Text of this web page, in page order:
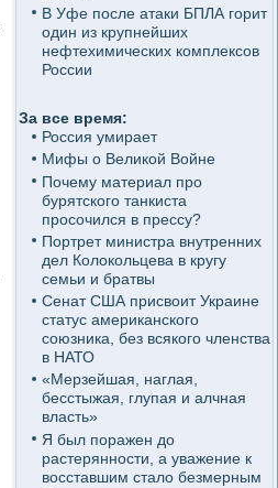
В Уфе после атаки БПЛА горит
один из крупнейших
нефтехимических комплексов
России
За все время:
Россия умирает
Мифы о Великой Войне
Почему материал про
бурятского танкиста
просочился в прессу?
Портрет министра внутренних
дел Колокольцева в кругу
семьи и братвы
Сенат США присвоит Украине
статус американского
союзника, без всякого членства
в НАТО
«Мерзейшая, наглая,
бесстыжая, глупая и алчная
власть»
Я был поражен до
растерянности, а уважение к
восставшим стало безмерным